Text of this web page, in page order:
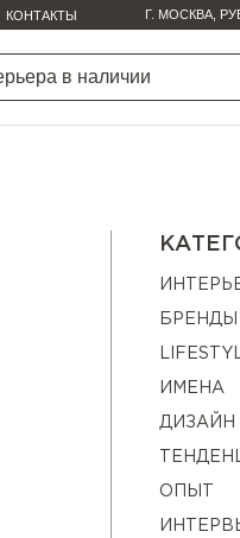
КОНТАКТЫ Г. МОСКВА,
БРЕНДЫ
ИМЕНА
ДИЗАЙН
ОПЫТ